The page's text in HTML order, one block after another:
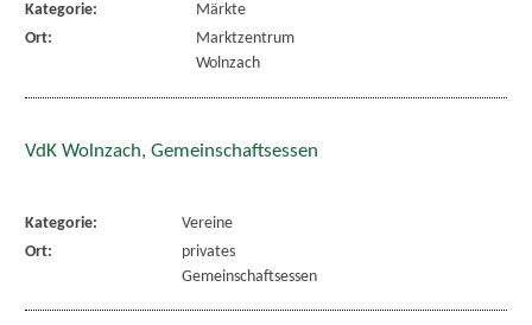
Kategorie:
Märkte
Ort:
Marktzentrum
Wolnzach
VdK Wolnzach, Gemeinschaftsessen
Kategorie:
Vereine
Ort:
privates
Gemeinschaftsessen